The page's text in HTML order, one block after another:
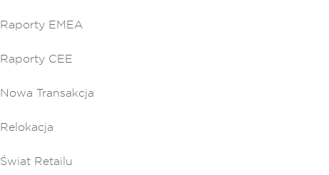
Raporty EMEA
Raporty CEE
Nowa Transakcja
Relokacja
Świat Retailu